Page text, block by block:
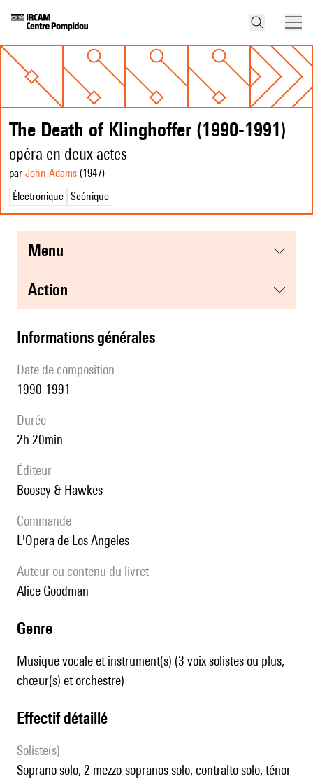
The Death of Klinghoffer (1990-1991)
opéra en deux actes
par John Adams (1947)
Électronique Scénique
menu
action
informations générales
date de composition
1990-1991
durée
2h 20min
éditeur
Boosey & Hawkes
Commande
l'Opera de Los Angeles
Auteur ou contenu du livret
Alice Goodman
genre
Musique vocale et instrument(s) (3 voix solistes ou plus,
chœur(s) et orchestre)
effectif détaillé
Soliste(s)
soprano solo, 2 mezzo-sopranos solo, contralto solo, ténor